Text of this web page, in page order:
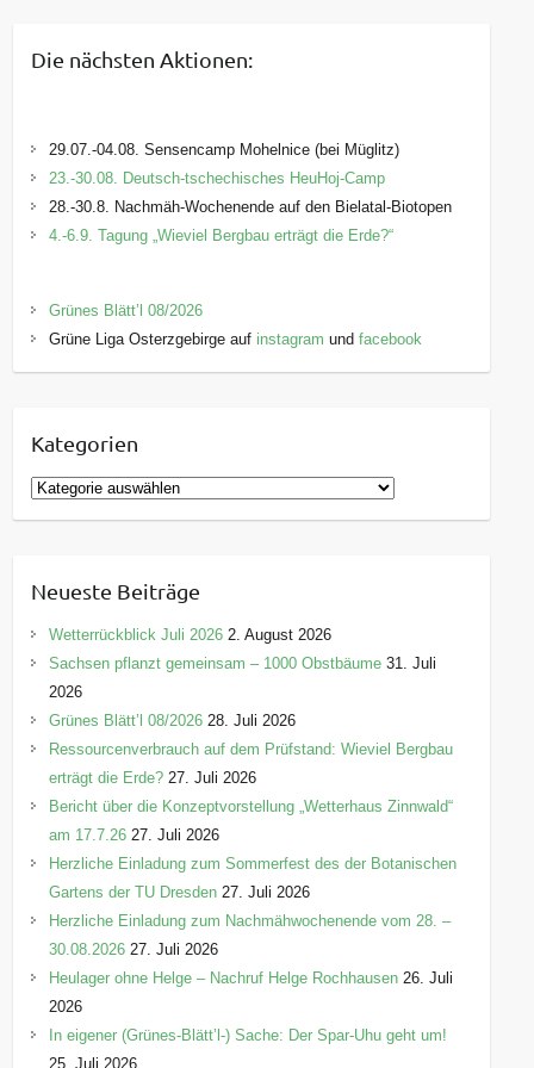
Die nächsten Aktionen:
29.07.-04.08. Sensencamp Mohelnice (bei Müglitz)
23.-30.08. Deutsch-tschechisches HeuHoj-Camp
28.-30.8. Nachmäh-Wochenende auf den Bielatal-Biotopen
4.-6.9. Tagung „Wieviel Bergbau erträgt die Erde?“
Grünes Blätt’l 08/2026
Grüne Liga Osterzgebirge auf instagram undfacebook
Kategorien
K
a
g
o
r
e
n
Neueste Beiträge
Wetterrückblick Juli 2026 2. August 2026
Sachsen pflanzt gemeinsam – 1000 Obstbäume 31. Juli
2026
Grünes Blätt’l 08/2026 28. Juli 2026
Ressourcenverbrauch auf dem Prüfstand: Wieviel Bergbau
erträgt die Erde? 27. Juli 2026
Bericht über die Konzeptvorstellung „Wetterhaus Zinnwald“
am 17.7.26 27. Juli 2026
Herzliche Einladung zum Sommerfest des der Botanischen
Gartens der TU Dresden 27. Juli 2026
Herzliche Einladung zum Nachmähwochenende vom 28. –
30.08.2026 27. Juli 2026
Heulager ohne Helge – Nachruf Helge Rochhausen 26. Juli
2026
In eigener (Grünes-Blätt’l-) Sache: Der Spar-Uhu geht um!
25. Juli 2026